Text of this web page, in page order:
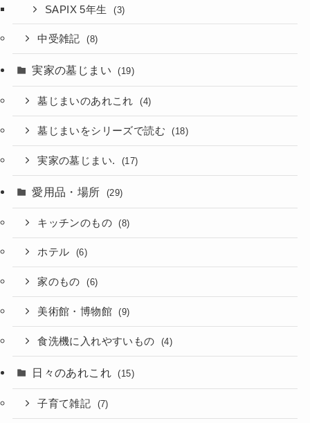
SAPIX 5年生 (3)
中受雑記 (8)
実家の墓じまい (19)
墓じまいのあれこれ (4)
墓じまいをシリーズで読む (18)
実家の墓じまい. (17)
愛用品・場所 (29)
キッチンのもの (8)
ホテル (6)
家のもの (6)
美術館・博物館 (9)
食洗機に入れやすいもの (4)
日々のあれこれ (15)
子育て雑記 (7)